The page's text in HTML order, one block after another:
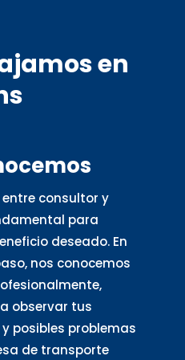
en
consultor y
para
deseado. En
nos conocemos
observar tus
posibles problemas
de transporte